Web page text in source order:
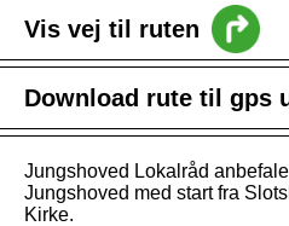
Vis vej til ruten
Download rute til gps
Jungshoved Lokalråd
Jungshoved med start fra
Kirke.